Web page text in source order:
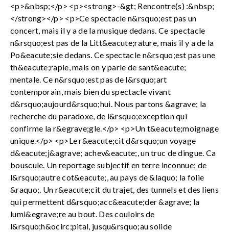
<p>&nbsp;</p> <p><strong>-&gt; Rencontre(s) :&nbsp;
</strong></p> <p>Ce spectacle n&rsquo;est pas un
concert, mais il y a de la musique dedans. Ce spectacle
n&rsquo;est pas de la Litt&eacute;rature, mais il y a de la
Po&eacute;sie dedans. Ce spectacle n&rsquo;est pas une
th&eacute;rapie, mais on y parle de sant&eacute;
mentale. Ce n&rsquo;est pas de l&rsquo;art
contemporain, mais bien du spectacle vivant
d&rsquo;aujourd&rsquo;hui. Nous partons &agrave; la
recherche du paradoxe, de l&rsquo;exception qui
confirme la r&egrave;gle.</p> <p>Un t&eacute;moignage
unique.</p> <p>Le r&eacute;cit d&rsquo;un voyage
d&eacute;j&agrave; achev&eacute;, un truc de dingue. Ca
bouscule. Un reportage subjectif en terre inconnue; de
l&rsquo;autre cot&eacute;, au pays de &laquo; la folie
&raquo;. Un r&eacute;cit du trajet, des tunnels et des liens
qui permettent d&rsquo;acc&eacute;der &agrave; la
lumi&egrave;re au bout. Des couloirs de
l&rsquo;h&ocirc;pital, jusqu&rsquo;au solide